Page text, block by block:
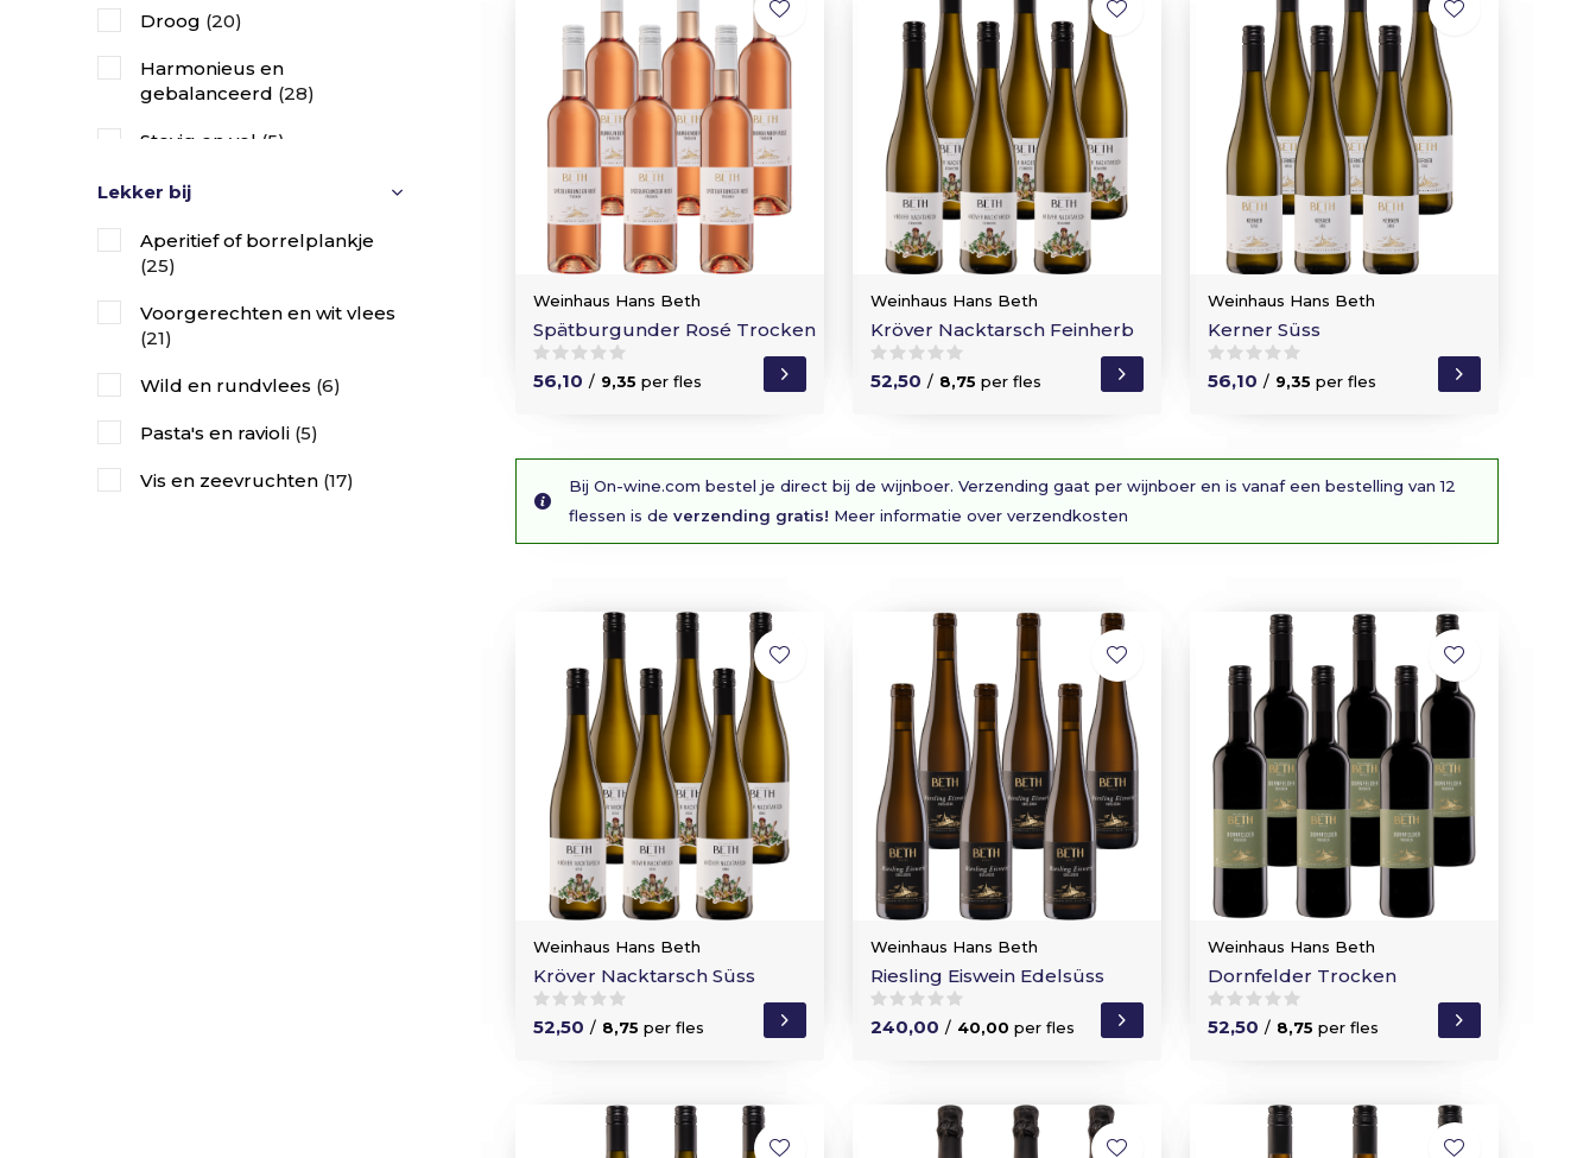
Weinhaus Hans Beth
Spätburgunder Rosé Trocken
56,10 / 9,35 per fles
Weinhaus Hans Beth
Kröver Nacktarsch Feinherb
52,50 / 8,75 per fles
Weinhaus Hans Beth
Kerner Süss
56,10 / 9,35 per fles
Bij On-wine.com bestel je direct bij de wijnboer. Verzending gaat per wijnboer en is vanaf een bestelling van 12
flessen is de verzending gratis! Meer informatie over verzendkosten
Weinhaus Hans Beth
Kröver Nacktarsch Süss
52,50 / 8,75 per fles
Weinhaus Hans Beth
Riesling Eiswein Edelsüss
240,00 / 40,00 per fles
Weinhaus Hans Beth
Dornfelder Trocken
52,50 / 8,75 per fles
Droog (20)
Harmonieus en
gebalanceerd (28)
Stevig en vol (5)
Krachtig en complex
Zoet
Lekker bij
Aperitief of borrelplankje
(25)
Voorgerechten en wit vlees
(21)
Wild en rundvlees (6)
Pasta's en ravioli (5)
Vis en zeevruchten (17)